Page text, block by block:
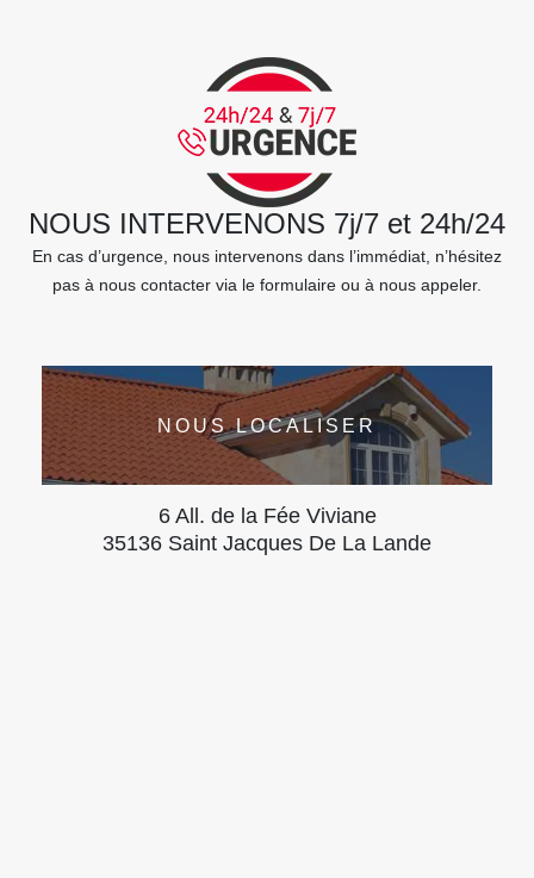
NOUS INTERVENONS 7j/7 et 24h/24
En cas d’urgence, nous intervenons dans l’immédiat, n’hésitez
pas à nous contacter via le formulaire ou à nous appeler.
NOUS LOCALISER
6 All. de la Fée Viviane
35136 Saint Jacques De La Lande